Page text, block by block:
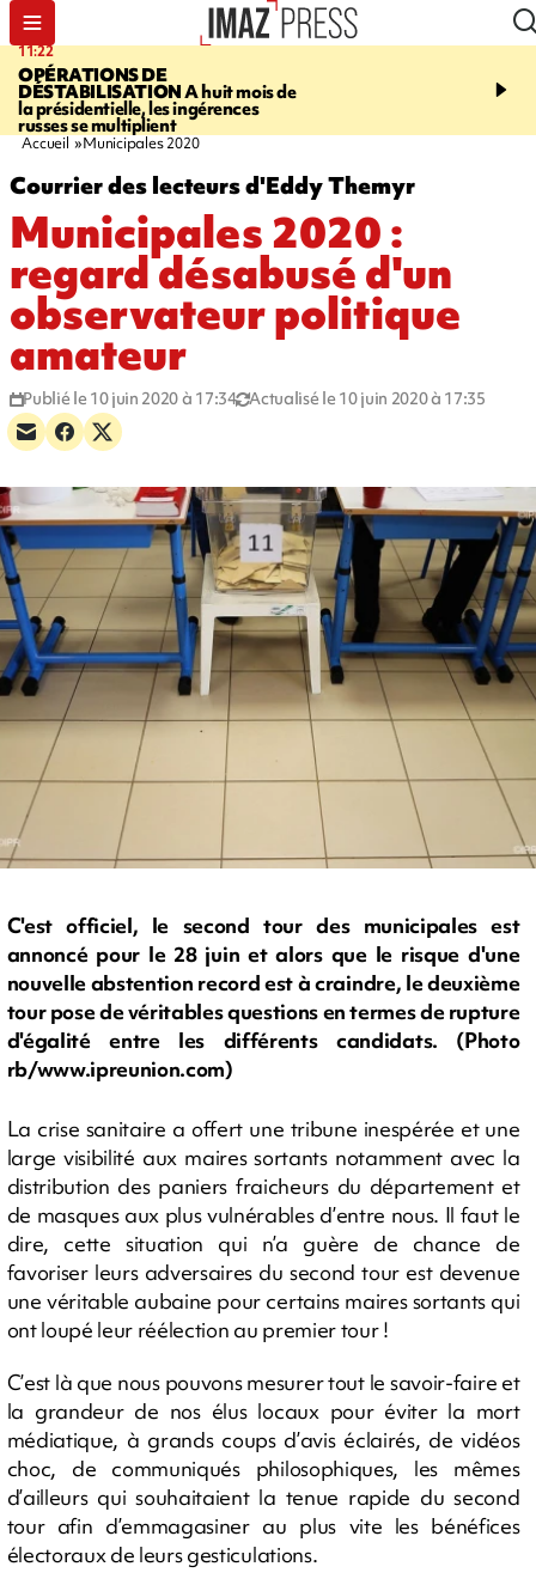
11:22
OPÉRATIONS DE
DÉSTABILISATIONA huit mois de
la présidentielle, les ingérences
russes se multiplient
14:51
Rivière triple champion
Accueil Municipales 2020
Courrier des lecteurs d'Eddy Themyr
Municipales 2020 :
regard désabusé d'un
observateur politique
amateur
Publié le 10 juin 2020 à 17:34 Actualisé le 10 juin 2020 à 17:35
C'est officiel, le second tour des municipales est
annoncé pour le 28 juin et alors que le risque d'une
nouvelle abstention record est à craindre, le deuxième
tour pose de véritables questions en termes de rupture
d'égalité entre les différents candidats. (Photo
rb/www.ipreunion.com)
La crise sanitaire a offert une tribune inespérée et une
large visibilité aux maires sortants notamment avec la
distribution des paniers fraicheurs du département et
de masques aux plus vulnérables d’entre nous. Il faut le
dire, cette situation qui n’a guère de chance de
favoriser leurs adversaires du second tour est devenue
une véritable aubaine pour certains maires sortants qui
ont loupé leur réélection au premier tour !
C’est là que nous pouvons mesurer tout le savoir-faire et
la grandeur de nos élus locaux pour éviter la mort
médiatique, à grands coups d’avis éclairés, de vidéos
choc, de communiqués philosophiques, les mêmes
d’ailleurs qui souhaitaient la tenue rapide du second
tour afin d’emmagasiner au plus vite les bénéfices
électoraux de leurs gesticulations.